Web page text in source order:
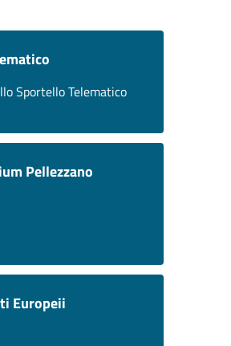
Sportello Telematico
Pellezzano
Europeii